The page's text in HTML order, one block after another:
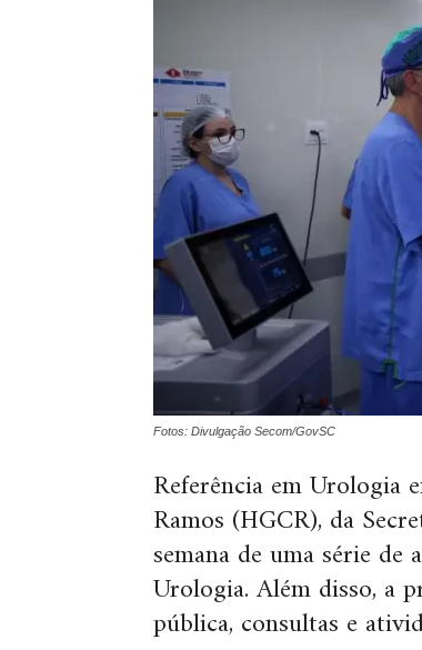
Fotos: Divulgação Secom/GovSC
Referência em Urologia
Ramos (HGCR), da
semana de uma série
Urologia. Além disso, a
pública, consultas e